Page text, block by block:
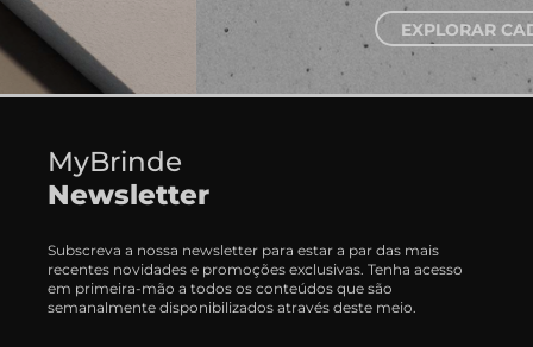
EXPLORAR CADERNOS
MyBrinde
Newsletter
Subscreva a nossa newsletter para estar a par das mais
recentes novidades e promoções exclusivas. Tenha acesso
em primeira-mão a todos os conteúdos que são
semanalmente disponibilizados através deste meio.